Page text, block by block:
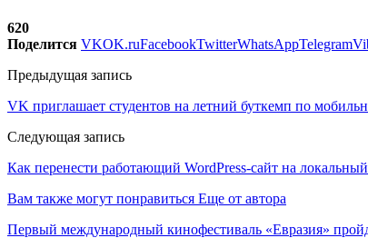
620
Поделится VKOK.ruFacebookTwitterWhatsAppTelegram
Предыдущая запись
VK приглашает студентов на летний буткемп по
Следующая запись
Как перенести работающий WordPress-сайт на
Вам также могут понравиться Еще от автора
Первый международный кинофестиваль «Евразия»